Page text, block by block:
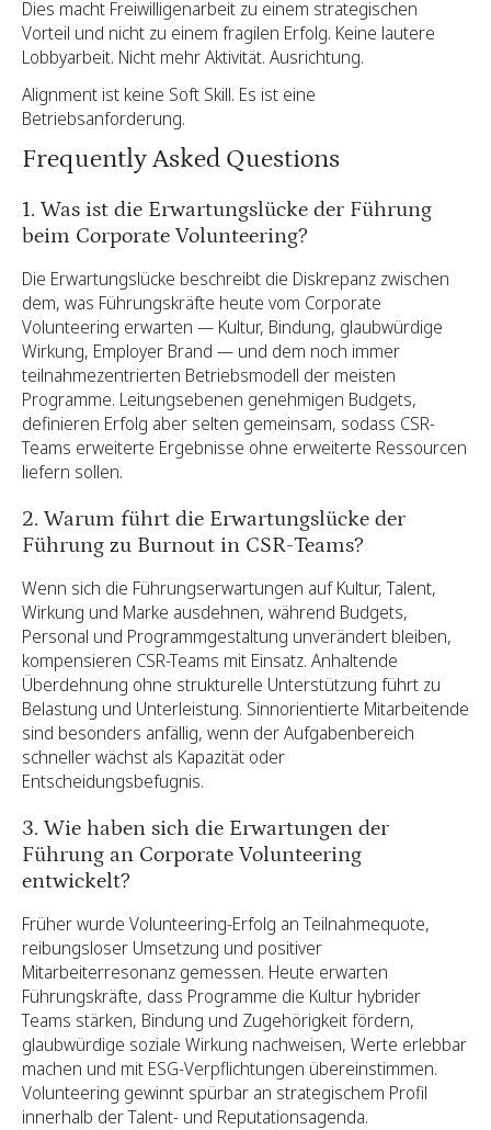
Dies macht Freiwilligenarbeit zu einem strategischen
Vorteil und nicht zu einem fragilen Erfolg. Keine lautere
Lobbyarbeit. Nicht mehr Aktivität. Ausrichtung.
Alignment ist keine Soft Skill. Es ist eine
Betriebsanforderung.
Frequently Asked Questions
1. Was ist die Erwartungslücke der Führung
beim Corporate Volunteering?
Die Erwartungslücke beschreibt die Diskrepanz zwischen
dem, was Führungskräfte heute vom Corporate
Volunteering erwarten — Kultur, Bindung, glaubwürdige
Wirkung, Employer Brand — und dem noch immer
teilnahmezentrierten Betriebsmodell der meisten
Programme. Leitungsebenen genehmigen Budgets,
definieren Erfolg aber selten gemeinsam, sodass CSR-
Teams erweiterte Ergebnisse ohne erweiterte Ressourcen
liefern sollen.
2. Warum führt die Erwartungslücke der
Führung zu Burnout in CSR-Teams?
Wenn sich die Führungserwartungen auf Kultur, Talent,
Wirkung und Marke ausdehnen, während Budgets,
Personal und Programmgestaltung unverändert bleiben,
kompensieren CSR-Teams mit Einsatz. Anhaltende
Überdehnung ohne strukturelle Unterstützung führt zu
Belastung und Unterleistung. Sinnorientierte Mitarbeitende
sind besonders anfällig, wenn der Aufgabenbereich
schneller wächst als Kapazität oder
Entscheidungsbefugnis.
3. Wie haben sich die Erwartungen der
Führung an Corporate Volunteering
entwickelt?
Früher wurde Volunteering-Erfolg an Teilnahmequote,
reibungsloser Umsetzung und positiver
Mitarbeiterresonanz gemessen. Heute erwarten
Führungskräfte, dass Programme die Kultur hybrider
Teams stärken, Bindung und Zugehörigkeit fördern,
glaubwürdige soziale Wirkung nachweisen, Werte erlebbar
machen und mit ESG-Verpflichtungen übereinstimmen.
Volunteering gewinnt spürbar an strategischem Profil
innerhalb der Talent- und Reputationsagenda.